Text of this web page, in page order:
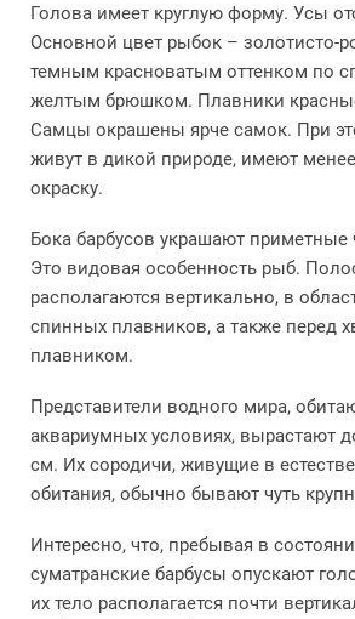
Голова имеет круглую форму. Усы
Основной цвет рыбок – золотисто-
темным красноватым оттенком по
желтым брюшком. Плавники
Самцы окрашены ярче самок. При
живут в дикой природе, имеют
окраску.
Бока барбусов украшают
Это видовая особенность рыб.
располагаются вертикально, в
спинных плавников, а также перед
плавником.
Представители водного мира,
аквариумных условиях, вырастают
см. Их сородичи, живущие в
обитания, обычно бывают чуть
Интересно, что, пребывая в
суматранские барбусы опускают
их тело располагается почти